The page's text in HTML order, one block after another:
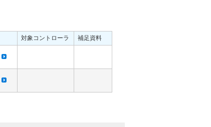
対象コントローラ
補足資料